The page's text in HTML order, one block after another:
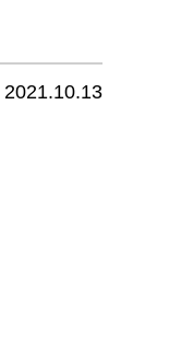
2021.10.13